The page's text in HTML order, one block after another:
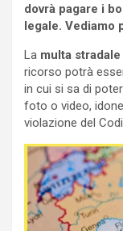
dovrà pagare i
legale. Vediamo
La multa stradale
ricorso potrà
in cui si sa di
foto o video,
violazione del